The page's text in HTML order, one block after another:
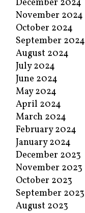
December 2024
November 2024
October 2024
September 2024
August 2024
July 2024
June 2024
May 2024
April 2024
March 2024
February 2024
January 2024
December 2023
November 2023
October 2023
September 2023
August 2023